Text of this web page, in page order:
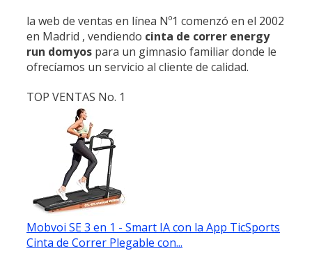
la web de ventas en línea Nº1 comenzó en el 2002
en Madrid , vendiendo cinta de correr energy
run domyos para un gimnasio familiar donde le
ofrecíamos un servicio al cliente de calidad.
TOP VENTAS No. 1
Mobvoi SE 3 en 1 - Smart IA con la App TicSports
Cinta de Correr Plegable con...